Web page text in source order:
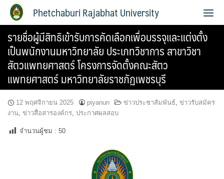
Phetchaburi Rajabhat University
รายชื่อผู้มีสิทธิเข้ารับการคัดเลือกเพื่อบรรจุและแต่งตั้ง
เป็นพนักงานมหาวิทยาลัย ประเภทวิชาการ สาขาวิชา
สัตวแพทยศาสตร์ โครงการจัดตั้งคณะสัตว
แพทยศาสตร์ มหาวิทยาลัยราชภัฏเพชรบุรี
12 พฤศจิกายน 2025 piyanun ข่าวประชาสัมพันธ์, ข่าวรับสมัคร
งาน, ข่าวสื่อสารองค์กร, ประกาศผลสอบ
จำนวนผู้ชม : 50